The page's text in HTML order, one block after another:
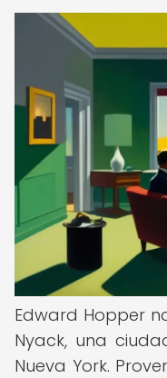
Edward Hopper
Nyack, una
Nueva York.